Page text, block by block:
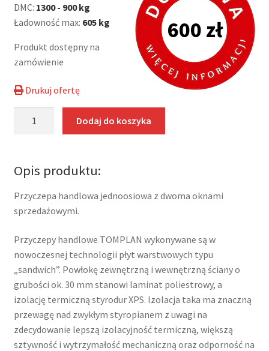
600 zł
DMC: 1300 - 900 kg
Ładowność max: 605 kg
Produkt dostępny na
zamówienie
Drukuj ofertę
TH
DMC
1300kg
Dodaj do koszyka
Opis produktu:
Przyczepa handlowa jednoosiowa z dwoma oknami
sprzedażowymi.
Przyczepy handlowe TOMPLAN wykonywane są w
nowoczesnej technologii płyt warstwowych typu
„sandwich”. Powłokę zewnętrzną i wewnętrzną ściany o
grubości ok. 30 mm stanowi laminat poliestrowy, a
izolację termiczną styrodur XPS. Izolacja taka ma znaczną
przewagę nad zwykłym styropianem z uwagi na
zdecydowanie lepszą izolacyjność termiczną, większą
sztywność i wytrzymałość mechaniczną oraz odporność na